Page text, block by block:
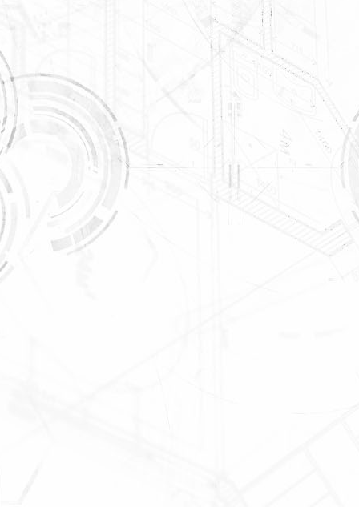
Мы открылись!
Новый Магазин